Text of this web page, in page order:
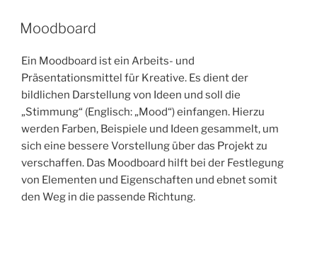
Moodboard
Ein Moodboard ist ein Arbeits- und
Präsentationsmittel für Kreative. Es dient der
bildlichen Darstellung von Ideen und soll die
„Stimmung“ (Englisch: „Mood“) einfangen. Hierzu
werden Farben, Beispiele und Ideen gesammelt, um
sich eine bessere Vorstellung über das Projekt zu
verschaffen. Das Moodboard hilft bei der Festlegung
von Elementen und Eigenschaften und ebnet somit
den Weg in die passende Richtung.